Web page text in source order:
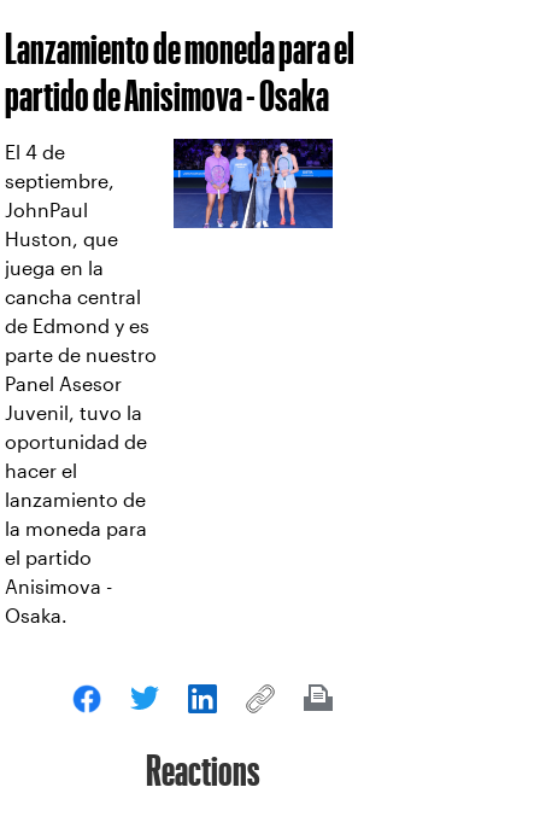
cancha central
de Edmond y es
parte de nuestro
Panel Asesor
Juvenil, tuvo la
oportunidad de
hacer el
lanzamiento de
la moneda para
el partido
Anisimova -
Osaka.
Reactions